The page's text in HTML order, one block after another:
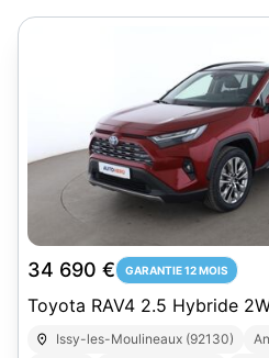
34 690 € GARANTIE 12 MOIS
Toyota RAV4 2.5 Hybride
Issy-les-Moulineaux (92130)